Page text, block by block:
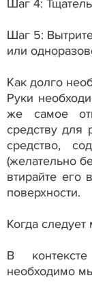
Шаг 4:
Шаг 5:
или
Как долго
Руки
же самое
средству для
средство,
(желательно
втирайте
поверхности.
Когда следует
В
необходимо